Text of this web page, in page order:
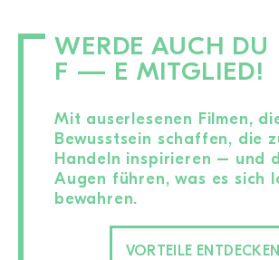
WERDE AUCH DU
F — E MITGLIED!
Mit auserlesenen Filmen,
Bewusstsein schaffen, die
Handeln inspirieren – und
Augen führen, was es sich
bewahren.
VORTEILE ENTDECKEN